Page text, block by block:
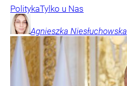
PolitykaTylko u Nas
Agnieszka Niesłuchowska